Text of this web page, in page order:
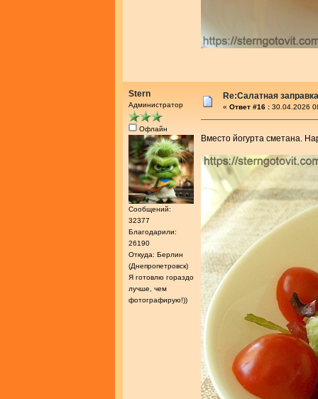
Stern
Администратор
Офлайн
Сообщений:
32377
Благодарили:
26190
Откуда: Берлин
(Днепропетровск)
Я готовлю гораздо
лучше, чем
фотографирую!))
Re:Салатная
« Ответ #16 : 30.04.2026
Вместо йогурта сметана.